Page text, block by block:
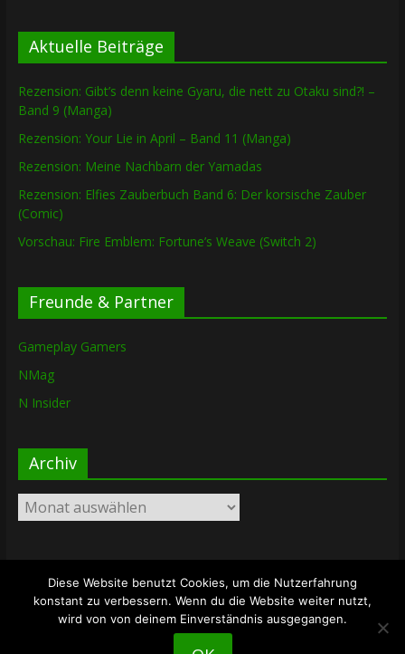
Aktuelle Beiträge
Rezension: Gibt’s denn keine Gyaru, die nett zu Otaku sind?! –
Band 9 (Manga)
Rezension: Your Lie in April – Band 11 (Manga)
Rezension: Meine Nachbarn der Yamadas
Rezension: Elfies Zauberbuch Band 6: Der korsische Zauber
(Comic)
Vorschau: Fire Emblem: Fortune’s Weave (Switch 2)
Freunde & Partner
Gameplay Gamers
NMag
N Insider
Archiv
Archiv
Copyright © 2026The Lost Dungeon. Alle Rechte vorbehalten.
Theme: ColorMag vonThemeGrill. Bereitgestellt von
WordPress
Diese Website benutzt Cookies, um die Nutzerfahrung
konstant zu verbessern. Wenn du die Website weiter nutzt,
wird von von deinem Einverständnis ausgegangen.